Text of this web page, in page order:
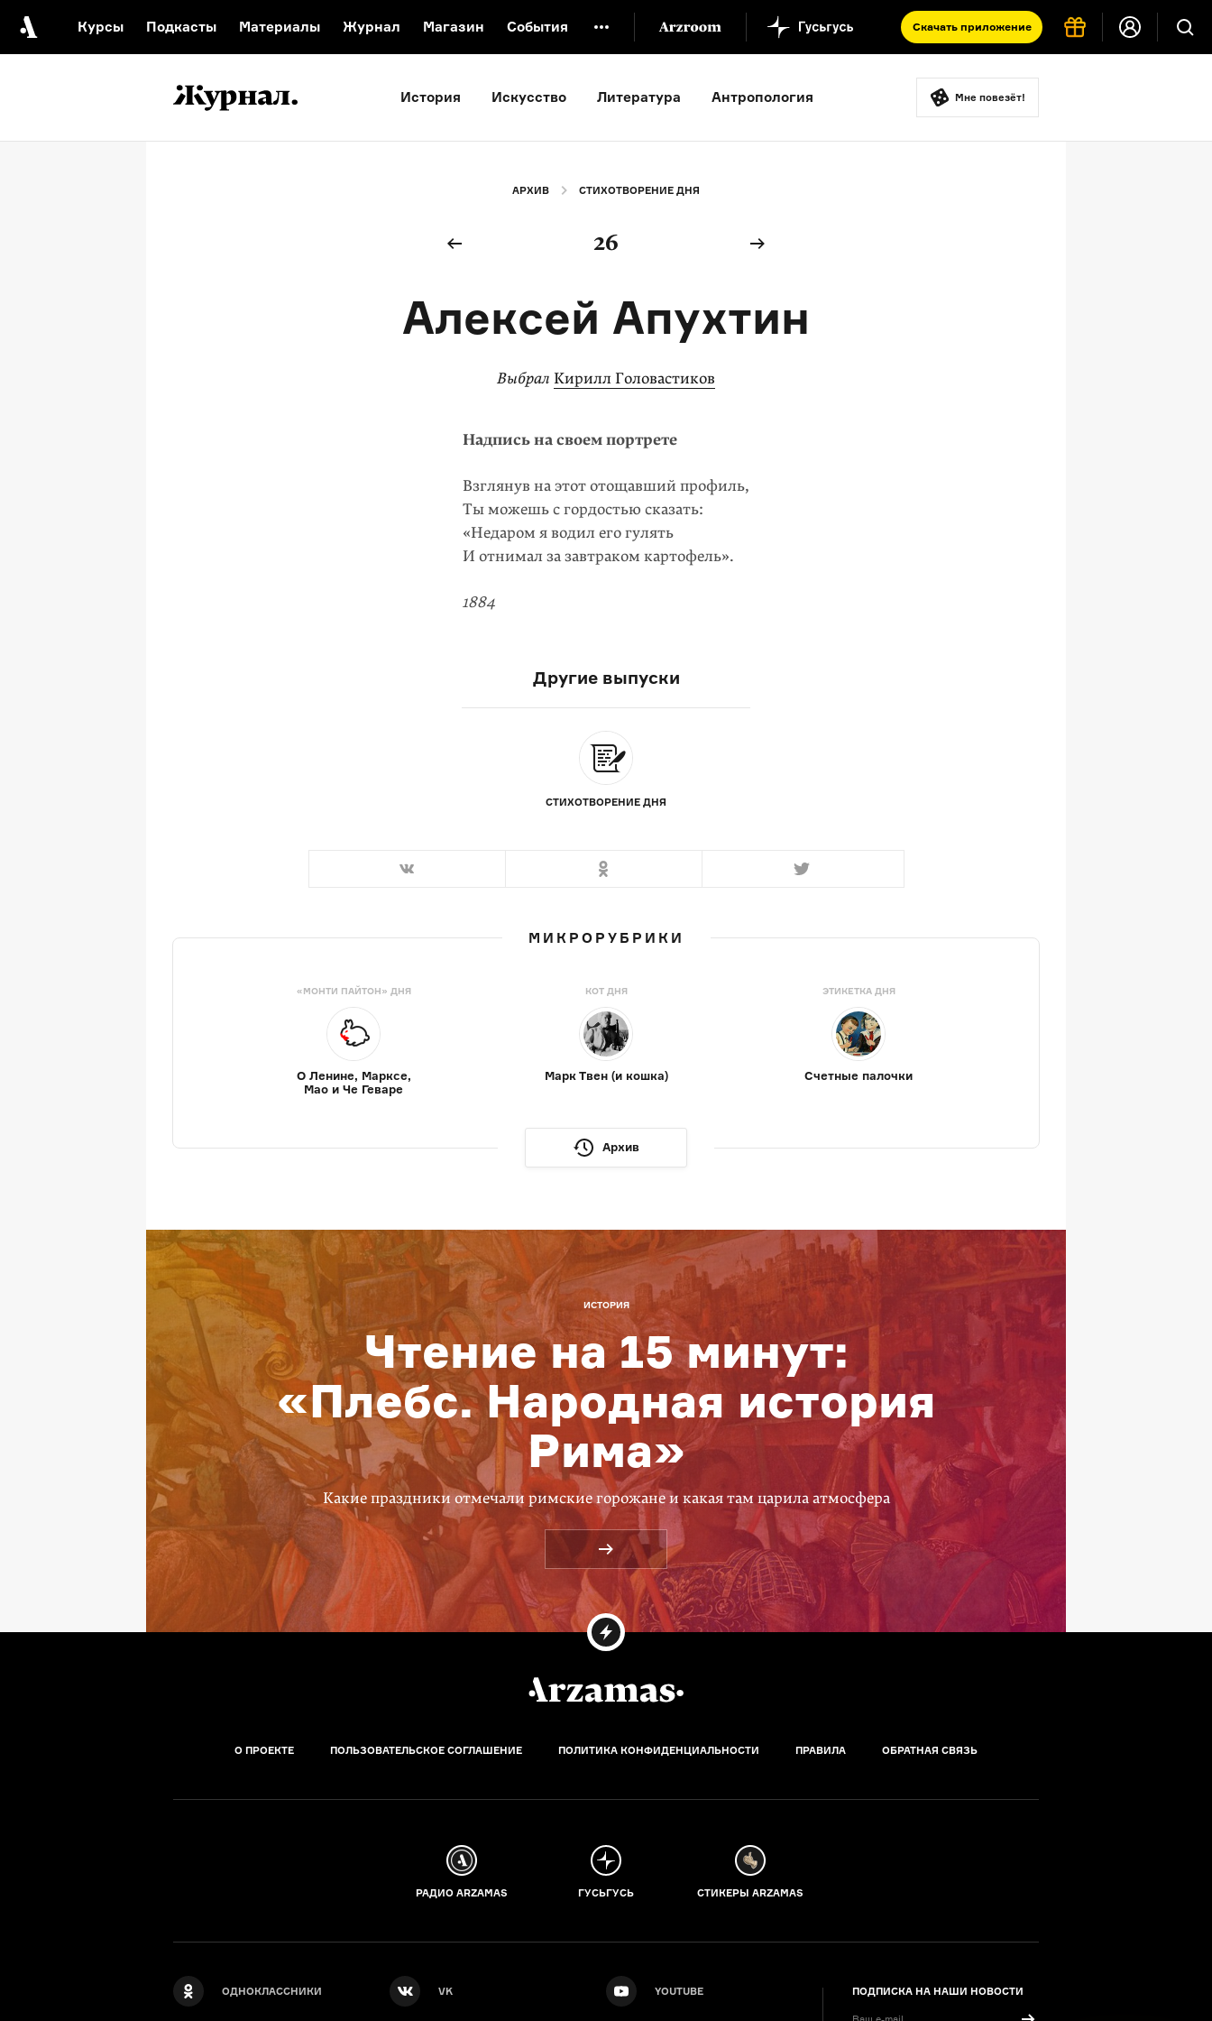
Курсы Подкасты Материалы Журнал Магазин События Скачать приложение
Видеоистория русской культуры
Русский язык от «гой еси» до «лол кек»
Что такое античность
История Искусство Литература Антропология Мне повезёт!
АРХИВ СТИХОТВОРЕНИЕ ДНЯ
26
Алексей Апухтин
Выбрал Кирилл Головастиков
Надпись на своем портрете
Взглянув на этот отощавший профиль,
Ты можешь с гордостью сказать:
«Недаром я водил его гулять
И отнимал за завтраком картофель».
1884
Другие выпуски
СТИХОТВОРЕНИЕ ДНЯ
МИКРОРУБРИКИ
«МОНТИ ПАЙТОН» ДНЯ
О Ленине, Марксе,
Мао и Че Геваре
КОТ ДНЯ
Марк Твен (и кошка)
ЭТИКЕТКА ДНЯ
Счетные палочки
Архив
ИСТОРИЯ
Чтение на 15 минут:
«Плебс. Народная история
Рима»
Какие праздники отмечали римские горожане и какая там царила атмосфера
О ПРОЕКТЕ ПОЛЬЗОВАТЕЛЬСКОЕ СОГЛАШЕНИЕ ПОЛИТИКА КОНФИДЕНЦИАЛЬНОСТИ ПРАВИЛА ОБРАТНАЯ СВЯЗЬ
РАДИО ARZAMAS ГУСЬГУСЬ СТИКЕРЫ ARZAMAS
ОДНОКЛАССНИКИ VK YOUTUBE ПОДПИСКА НА НАШИ НОВОСТИ